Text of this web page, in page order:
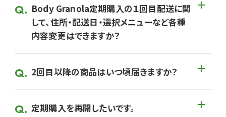
Body Granola定期購入の１回目配送に関
して、住所・配送日・選択メニューなど各種
内容変更はできますか？
2回目以降の商品はいつ頃届きますか？
定期購入を再開したいです。